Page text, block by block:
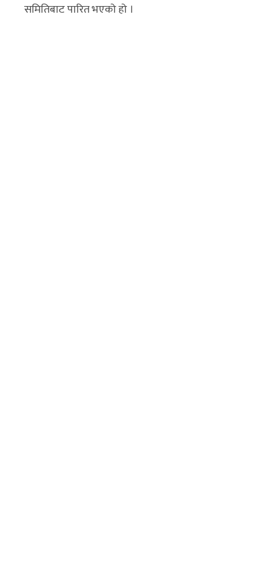
समितिबाट पारित भएको हो ।